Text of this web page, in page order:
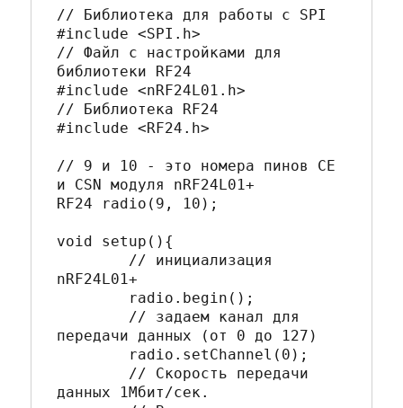
// Библиотека для работы с SPI
#include <SPI.h>
// Файл с настройками для
библиотеки RF24
#include <nRF24L01.h>
// Библиотека RF24
#include <RF24.h>
// 9 и 10 - это номера пинов CE
и CSN модуля nRF24L01+
RF24 radio(9, 10);
void setup(){
nRF24L01+
передачи данных (от 0 до 127)
данных 1Мбит/сек.